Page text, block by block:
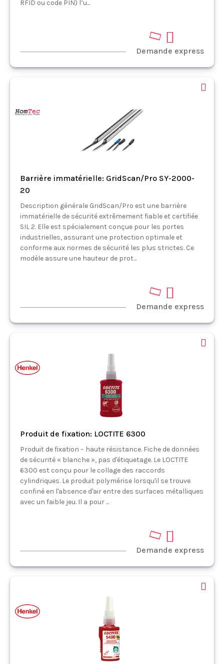
RFID ou code PIN) l’u...
Demande express
Barrière immatérielle: GridScan/Pro SY-2000-
20
Description générale GridScan/Pro est une barrière
immatérielle de sécurité extrêmement fiable et certifiée
SIL 2. Elle est spécialement conçue pour les portes
industrielles, assurant une protection optimale et
conforme aux normes de sécurité les plus strictes. Ce
modèle assure une hauteur de prot...
Demande express
Produit de fixation: LOCTITE 6300
Produit de fixation – haute résistance. Fiche de données
de sécurité « blanche », pas d'étiquetage. Le LOCTITE
6300 est conçu pour le collage des raccords
cylindriques. Le produit polymérise lorsqu'il se trouve
confiné en l'absence d'air entre des surfaces métalliques
avec un faible jeu. Il a pour ...
Demande express